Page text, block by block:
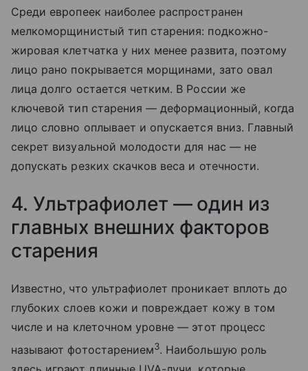
Среди европеек наиболее распространен
мелкоморщинистый тип старения: подкожно-
жировая клетчатка у них менее развита, поэтому
лицо рано покрывается морщинами, зато овал
лица долго остается четким. В России же
ключевой тип старения — деформационный, когда
лицо словно оплывает и опускается вниз. Главный
секрет визуальной молодости для нас — не
допускать резких скачков веса и отечности.
4. Ультрафиолет — один из
главных внешних факторов
старения
Известно, что ультрафиолет проникает вплоть до
глубоких слоев кожи и повреждает кожу в том
числе и на клеточном уровне — этот процесс
называют фотостарением3. Наибольшую роль